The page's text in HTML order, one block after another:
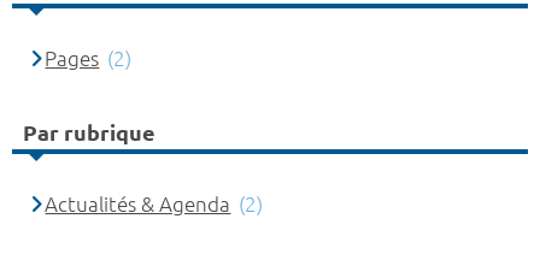
Pages (2)
Par rubrique
Actualités & Agenda (2)